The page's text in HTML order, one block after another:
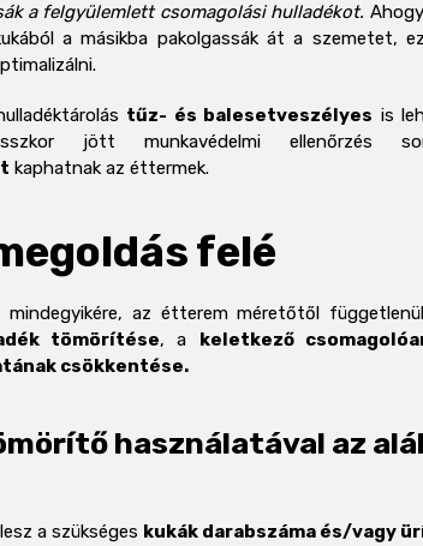
a felgyülemlett csomagolási hulladékot.
a másikba pakolgassák át a szemetet,
tűz- és balesetveszélyes is
jött munkavédelmi ellenőrzés
kaphatnak az éttermek.
felé
az étterem méretőtől
tömörítése, a keletkező
csökkentése.
használatával az
a szükséges kukák darabszáma és/vagy